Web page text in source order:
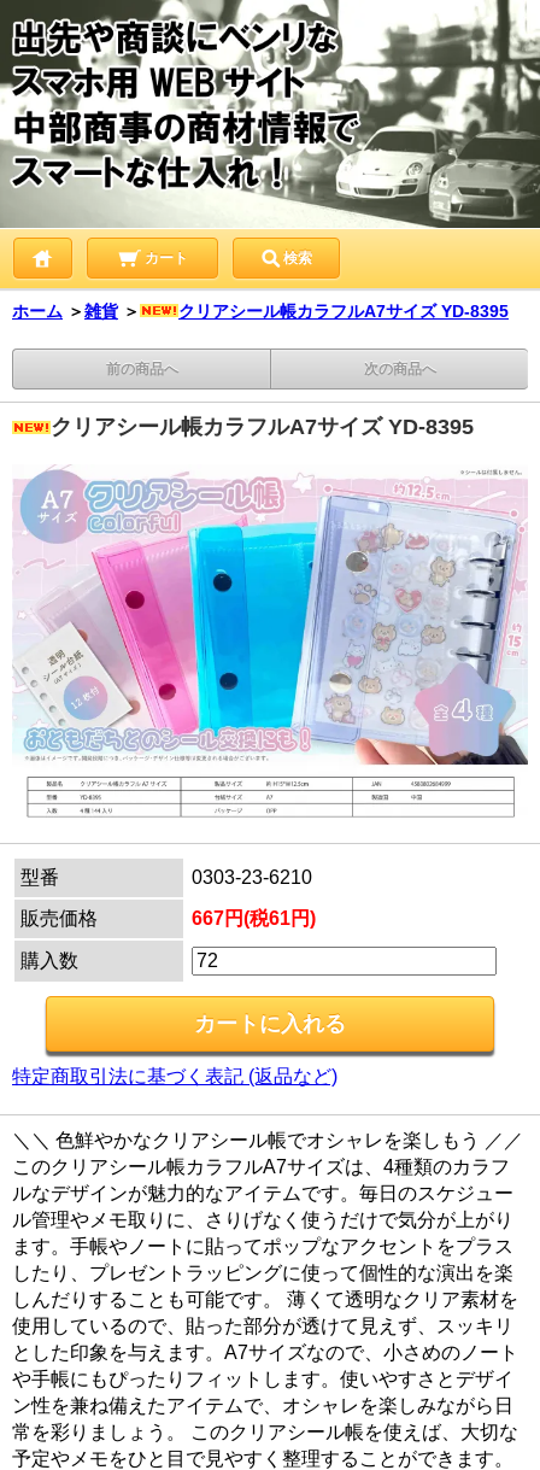
カート 検索
ホーム ＞雑貨 ＞ クリアシール帳カラフルA7サイズ YD-8395
前の商品へ 次の商品へ
クリアシール帳カラフルA7サイズ YD-8395
型番
0303-23-6210
販売価格
667円(税61円)
購入数
特定商取引法に基づく表記 (返品など)
＼＼ 色鮮やかなクリアシール帳でオシャレを楽しもう ／／
このクリアシール帳カラフルA7サイズは、4種類のカラフ
ルなデザインが魅力的なアイテムです。毎日のスケジュー
ル管理やメモ取りに、さりげなく使うだけで気分が上がり
ます。手帳やノートに貼ってポップなアクセントをプラス
したり、プレゼントラッピングに使って個性的な演出を楽
しんだりすることも可能です。 薄くて透明なクリア素材を
使用しているので、貼った部分が透けて見えず、スッキリ
とした印象を与えます。A7サイズなので、小さめのノート
や手帳にもぴったりフィットします。使いやすさとデザイ
ン性を兼ね備えたアイテムで、オシャレを楽しみながら日
常を彩りましょう。 このクリアシール帳を使えば、大切な
予定やメモをひと目で見やすく整理することができます。